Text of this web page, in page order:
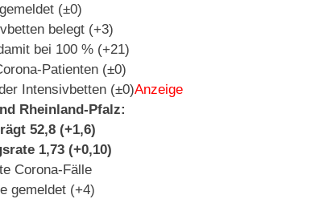
(±0)
belegt (+3)
bei 100 % (+21)
Patienten (±0)
Intensivbetten (±0)Anzeige
Rheinland-Pfalz:
52,8 (+1,6)
1,73 (+0,10)
Corona-Fälle
gemeldet (+4)